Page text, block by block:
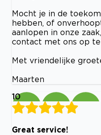
Mocht je in de
hebben, of
aanlopen in onze
contact met ons op
Met vriendelijke
Maarten
10
Great service!